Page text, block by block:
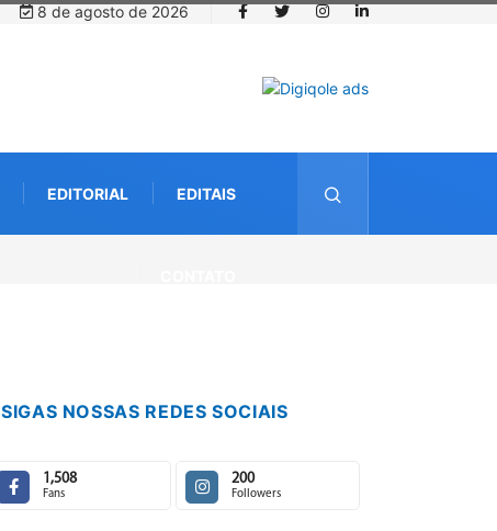
8 de agosto de 2026
EDITORIAL EDITAIS
SIGAS NOSSAS REDES SOCIAIS
1,508
Fans
200
Followers